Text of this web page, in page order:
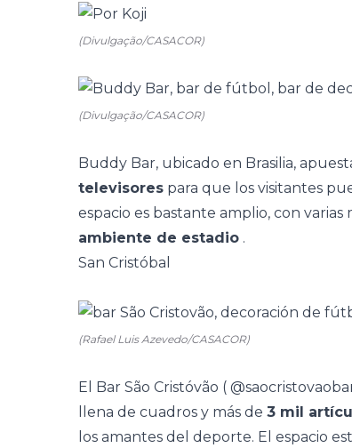
(Divulgação/CASACOR)
(Divulgação/CASACOR)
Buddy Bar, ubicado en Brasilia,
televisores para que los visitantes
espacio es bastante amplio, con
ambiente de estadio .
San Cristóbal
(Rafael Luis Azevedo/CASACOR)
El Bar São Cristóvão (
llena de cuadros y más de 3 mil
los amantes del deporte. El espacio